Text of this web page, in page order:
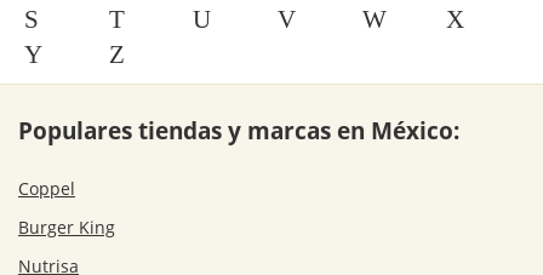
S
T U V W
X
Y
Z
Populares tiendas y marcas en México:
Coppel
Burger King
Nutrisa